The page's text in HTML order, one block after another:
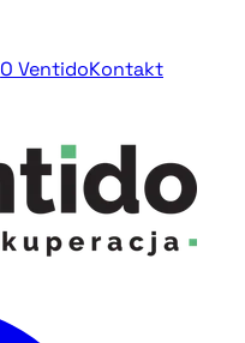
O VentidoKontakt